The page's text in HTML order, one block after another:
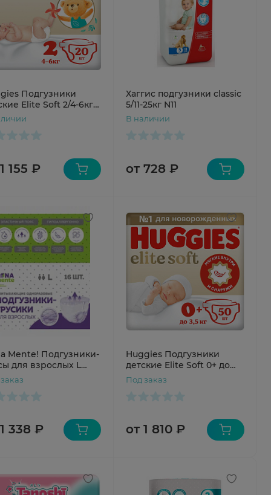
Подгузники
Elite Soft 2/4-6кг
155 ₽
Хаггис подгузники classic
5/11-25кг N11
В наличии
от 728 ₽
Mente! Подгузники-
для взрослых L
338 ₽
Huggies Подгузники
детские Elite Soft 0+ до
3,5кг N50
Под заказ
от 1 810 ₽